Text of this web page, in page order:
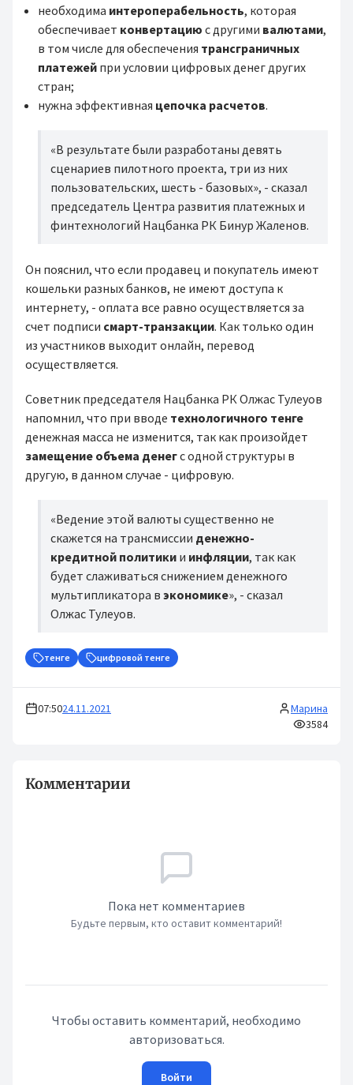
необходима интероперабельность, которая
обеспечивает конвертацию с другими валютами,
в том числе для обеспечения трансграничных
платежей при условии цифровых денег других
стран;
нужна эффективная цепочка расчетов.
«В результате были разработаны девять
сценариев пилотного проекта, три из них
пользовательских, шесть - базовых», - сказал
председатель Центра развития платежных и
финтехнологий Нацбанка РК Бинур Жаленов.
Он пояснил, что если продавец и покупатель имеют
кошельки разных банков, не имеют доступа к
интернету, - оплата все равно осуществляется за
счет подписи смарт-транзакции. Как только один
из участников выходит онлайн, перевод
осуществляется.
Советник председателя Нацбанка РК Олжас Тулеуов
напомнил, что при вводе технологичного тенге
денежная масса не изменится, так как произойдет
замещение объема денегс одной структуры в
другую, в данном случае - цифровую.
«Ведение этой валюты существенно не
скажется на трансмиссии денежно-
кредитной политики и инфляции, так как
будет слаживаться снижением денежного
мультипликатора в экономике», - сказал
Олжас Тулеуов.
тенге цифровой тенге
07:5024.11.2021
Марина
3584
Комментарии
Пока нет комментариев
Будьте первым, кто оставит комментарий!
Чтобы оставить комментарий, необходимо
авторизоваться.
Войти